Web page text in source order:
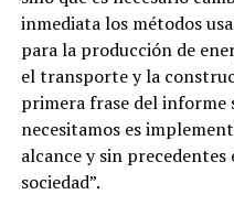
inmediata los métodos
para la producción de
el transporte y la
primera frase del informe
necesitamos es
alcance y sin
sociedad”.